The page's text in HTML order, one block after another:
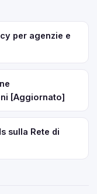
per agenzie e
[Aggiornato]
sulla Rete di